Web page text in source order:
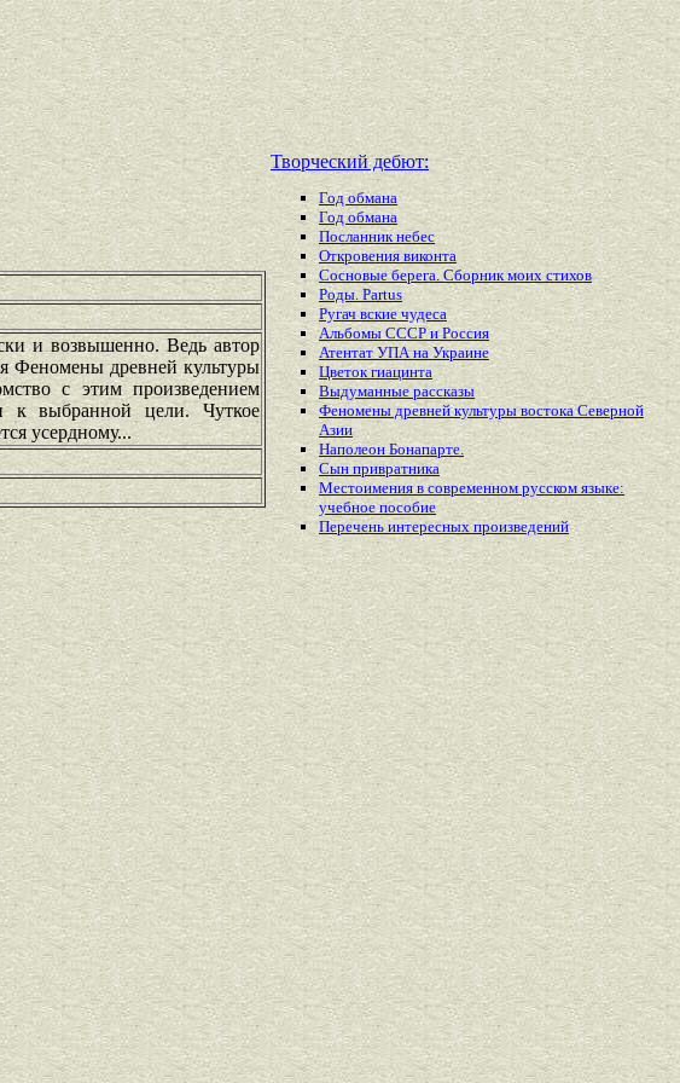
и возвышенно. Ведь автор
Феномены древней культуры
с этим произведением
к выбранной цели. Чуткое
усердному...
Творческий дебют:
Год обмана
Год обмана
Посланник небес
Откровения виконта
Сосновые берега. Сборник моих стихов
Роды. Partus
Ругач вские чудеса
Альбомы СССР и Россия
Атентат УПА на Украине
Цветок гиацинта
Выдуманные рассказы
Феномены древней культуры востока Северной
Азии
Наполеон Бонапарте.
Сын привратника
Местоимения в современном русском языке:
учебное пособие
Перечень интересныхпроизведений